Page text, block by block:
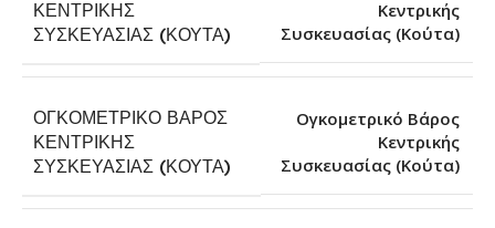
ΚΕΝΤΡΙΚΉΣ
ΣΥΣΚΕΥΑΣΊΑΣ (ΚΟΎΤΑ)
Κεντρικής
Συσκευασίας (Κούτα)
ΟΓΚΟΜΕΤΡΙΚΌ ΒΆΡΟΣ
ΚΕΝΤΡΙΚΉΣ
ΣΥΣΚΕΥΑΣΊΑΣ (ΚΟΎΤΑ)
Ογκομετρικό Βάρος
Κεντρικής
Συσκευασίας (Κούτα)